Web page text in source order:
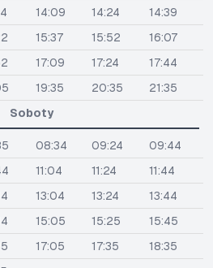
14:09 14:24
14:39
15:37 15:52
16:07
17:09 17:24
17:44
19:35 20:35
21:35
Soboty
08:34 09:24
09:44
11:04 11:24
11:44
13:04 13:24
13:44
15:05 15:25
15:45
17:05 17:35
18:35